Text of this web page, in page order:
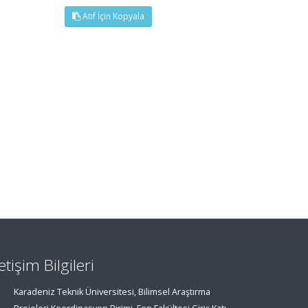
Atıf İçin Kopyala
Bilgileri
Karadeniz Teknik Üniversitesi, Bilimsel Araştırma